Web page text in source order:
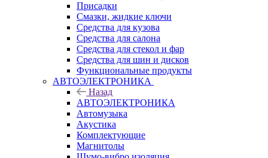
Присадки
Смазки, жидкие ключи
Средства для кузова
Средства для салона
Средства для стекол и фар
Средства для шин и дисков
Функциональные продукты
АВТОЭЛЕКТРОНИКА
Назад
АВТОЭЛЕКТРОНИКА
Автомузыка
Акустика
Комплектующие
Магнитолы